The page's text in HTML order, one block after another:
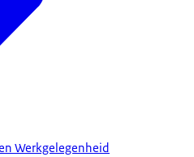
Werkgelegenheid